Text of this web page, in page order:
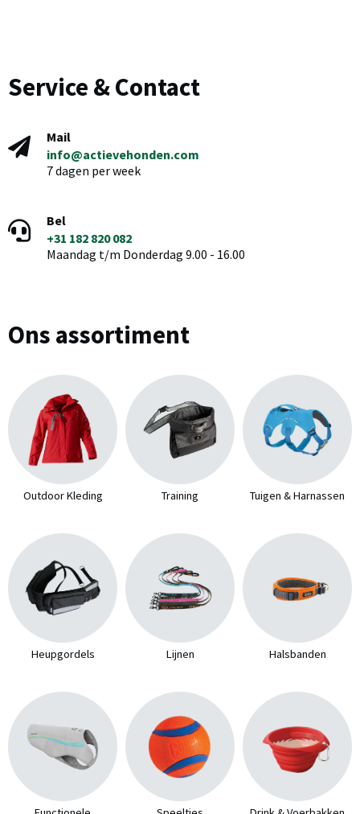
Service & Contact
Mail
info@actievehonden.com
7 dagen per week
Bel
+31 182 820 082
Maandag t/m Donderdag 9.00 - 16.00
Ons assortiment
Outdoor Kleding Training Tuigen & Harnassen
Heupgordels Lijnen Halsbanden